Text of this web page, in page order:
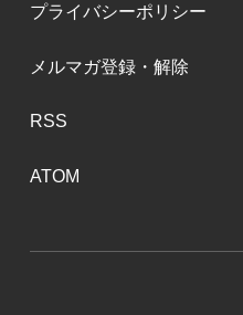
プライバシーポリシー
メルマガ登録・解除
RSS
ATOM